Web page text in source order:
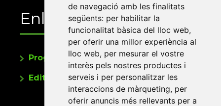
de navegació amb les finalitats
següents: per habilitar la
funcionalitat bàsica del lloc web,
per oferir una millor experiència al
lloc web, per mesurar el vostre
interès pels nostres productes i
serveis i per personalitzar les
interaccions de màrqueting, per
oferir anuncis més rellevants per a
Enllaços
Programa de publicacions
Editorials universitàries a Twitter